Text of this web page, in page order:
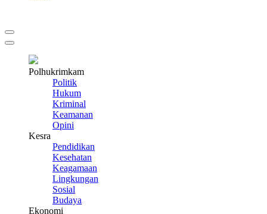
Polhukrimkam
Politik
Hukum
Kriminal
Keamanan
Opini
Kesra
Pendidikan
Kesehatan
Keagamaan
Lingkungan
Sosial
Budaya
Ekonomi